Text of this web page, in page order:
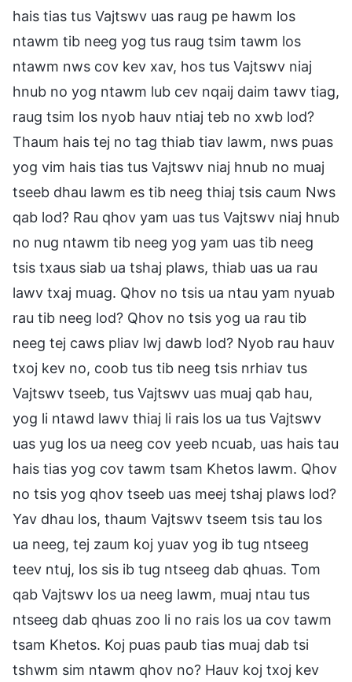
hais tias tus Vajtswv uas raug pe hawm los
ntawm tib neeg yog tus raug tsim tawm los
ntawm nws cov kev xav, hos tus Vajtswv niaj
hnub no yog ntawm lub cev nqaij daim tawv tiag,
raug tsim los nyob hauv ntiaj teb no xwb lod?
Thaum hais tej no tag thiab tiav lawm, nws puas
yog vim hais tias tus Vajtswv niaj hnub no muaj
tseeb dhau lawm es tib neeg thiaj tsis caum Nws
qab lod? Rau qhov yam uas tus Vajtswv niaj hnub
no nug ntawm tib neeg yog yam uas tib neeg
tsis txaus siab ua tshaj plaws, thiab uas ua rau
lawv txaj muag. Qhov no tsis ua ntau yam nyuab
rau tib neeg lod? Qhov no tsis yog ua rau tib
neeg tej caws pliav lwj dawb lod? Nyob rau hauv
txoj kev no, coob tus tib neeg tsis nrhiav tus
Vajtswv tseeb, tus Vajtswv uas muaj qab hau,
yog li ntawd lawv thiaj li rais los ua tus Vajtswv
uas yug los ua neeg cov yeeb ncuab, uas hais tau
hais tias yog cov tawm tsam Khetos lawm. Qhov
no tsis yog qhov tseeb uas meej tshaj plaws lod?
Yav dhau los, thaum Vajtswv tseem tsis tau los
ua neeg, tej zaum koj yuav yog ib tug ntseeg
teev ntuj, los sis ib tug ntseeg dab qhuas. Tom
qab Vajtswv los ua neeg lawm, muaj ntau tus
ntseeg dab qhuas zoo li no rais los ua cov tawm
tsam Khetos. Koj puas paub tias muaj dab tsi
tshwm sim ntawm qhov no? Hauv koj txoj kev